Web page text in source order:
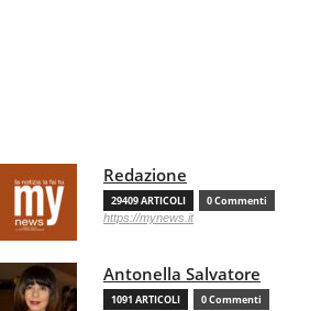
Redazione
29409 ARTICOLI 0 Commenti
https://mynews.it
Antonella Salvatore
1091 ARTICOLI 0 Commenti